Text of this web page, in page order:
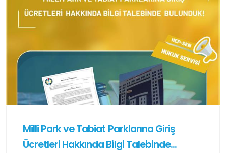
Milli Park ve Tabiat Parklarına Giriş
Ücretleri Hakkında Bilgi Talebinde...